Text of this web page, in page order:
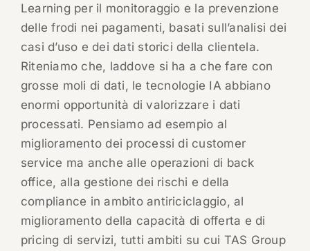
Learning per il monitoraggio e la prevenzione
delle frodi nei pagamenti, basati sull’analisi dei
casi d’uso e dei dati storici della clientela.
Riteniamo che, laddove si ha a che fare con
grosse moli di dati, le tecnologie IA abbiano
enormi opportunità di valorizzare i dati
processati. Pensiamo ad esempio al
miglioramento dei processi di customer
service ma anche alle operazioni di back
office, alla gestione dei rischi e della
compliance in ambito antiriciclaggio, al
miglioramento della capacità di offerta e di
pricing di servizi, tutti ambiti su cui TAS Group